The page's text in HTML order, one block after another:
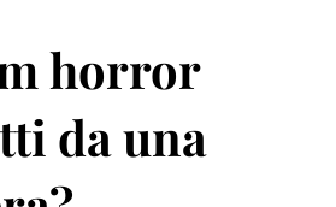
horror
da una